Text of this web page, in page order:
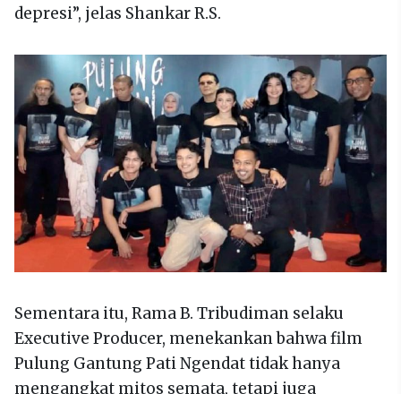
depresi”, jelas Shankar R.S.
Sementara itu, Rama B. Tribudiman selaku
Executive Producer, menekankan bahwa film
Pulung Gantung Pati Ngendat tidak hanya
mengangkat mitos semata, tetapi juga